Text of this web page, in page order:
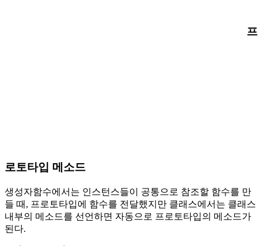
프
로토타입 메소드
생성자함수에서는 인스턴스들이 공통으로 참조할 함수를 만
들 때, 프로토타입에 함수를 전달했지만 클래스에서는 클래스
내부의 메소드를 선언하면 자동으로 프로토타입의 메소드가
된다.